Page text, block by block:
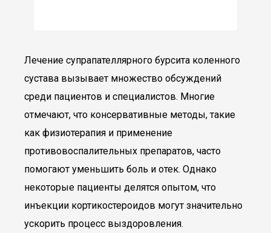
Лечение супрапателлярного бурсита коленного
сустава вызывает множество обсуждений
среди пациентов и специалистов. Многие
отмечают, что консервативные методы, такие
как физиотерапия и применение
противовоспалительных препаратов, часто
помогают уменьшить боль и отек. Однако
некоторые пациенты делятся опытом, что
инъекции кортикостероидов могут значительно
ускорить процесс выздоровления.